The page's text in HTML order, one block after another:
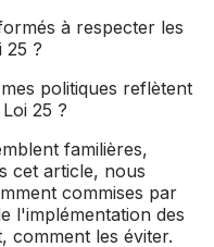
à respecter les
25 ?
politiques reflètent
25 ?
familières,
cet article, nous
commises par
l'implémentation des
comment les éviter.